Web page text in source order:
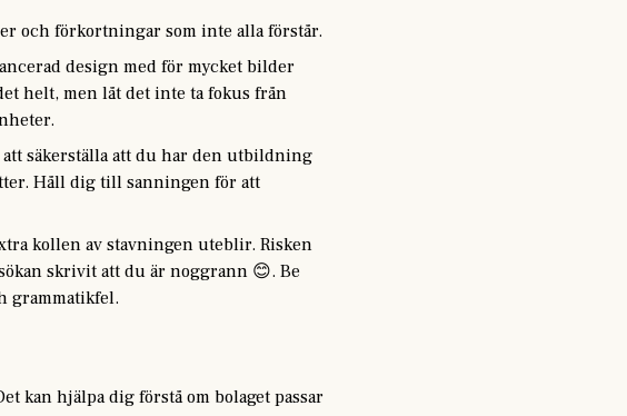
och förkortningar som inte alla förstår.
design med för mycket bilder
helt, men låt det inte ta fokus från
säkerställa att du har den utbildning
Håll dig till sanningen för att
kollen av stavningen uteblir. Risken
skrivit att du är noggrann 😊. Be
grammatikfel.
kan hjälpa dig förstå om bolaget passar